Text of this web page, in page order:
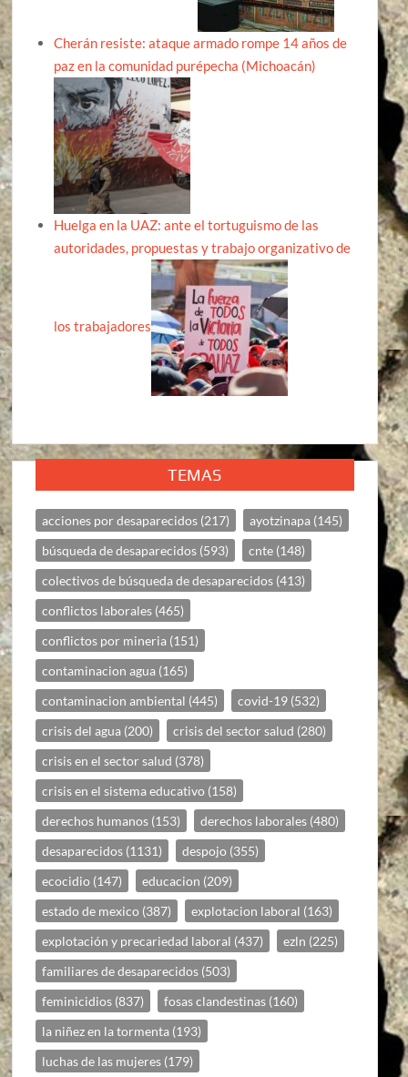
Cherán resiste: ataque armado rompe 14 años de
paz en la comunidad purépecha (Michoacán)
Huelga en la UAZ: ante el tortuguismo de las
autoridades, propuestas y trabajo organizativo de
los trabajadores
TEMAS
acciones por desaparecidos (217) ayotzinapa (145)
búsqueda de desaparecidos (593) cnte (148)
colectivos de búsqueda de desaparecidos (413)
conflictos laborales (465)
conflictos por mineria (151)
contaminacion agua (165)
contaminacion ambiental (445) covid-19 (532)
crisis del agua (200) crisis del sector salud (280)
crisis en el sector salud (378)
crisis en el sistema educativo (158)
derechos humanos (153) derechos laborales (480)
desaparecidos (1131) despojo (355)
ecocidio (147) educacion (209)
estado de mexico (387) explotacion laboral (163)
explotación y precariedad laboral (437) ezln (225)
familiares de desaparecidos (503)
feminicidios (837) fosas clandestinas (160)
la niñez en la tormenta (193)
luchas de las mujeres (179)